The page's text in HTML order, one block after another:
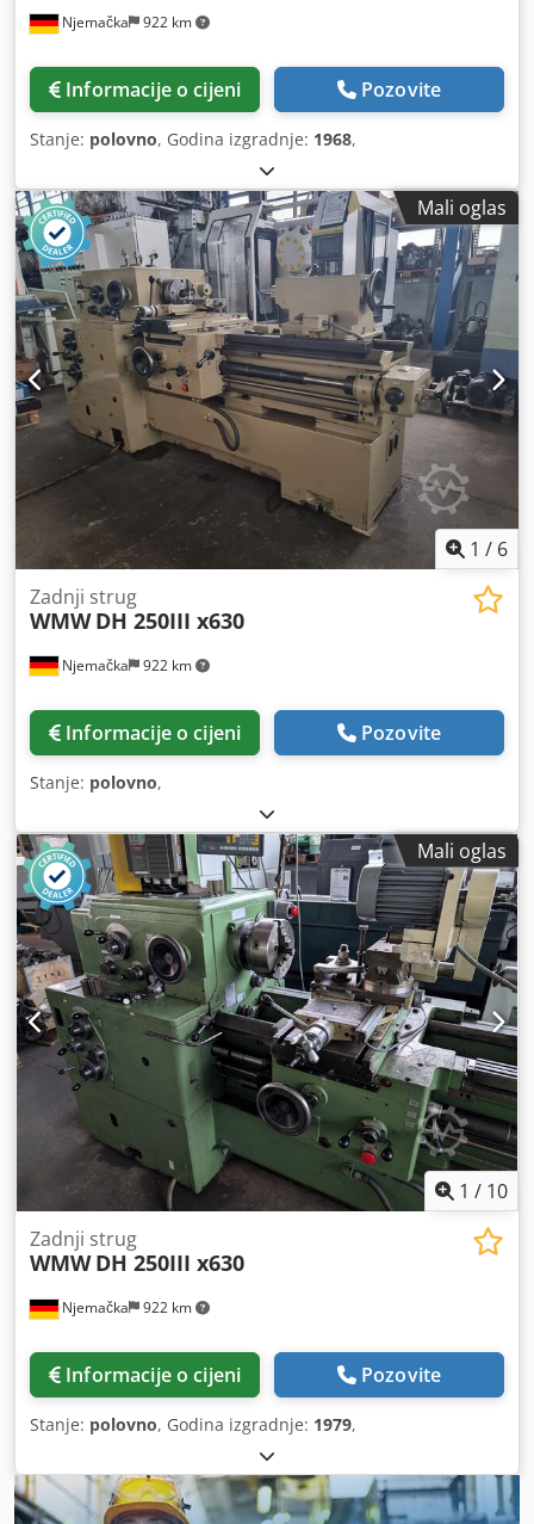
Njemačka 922 km
Informacije o cijeni Pozovite
Stanje: polovno, Godina izgradnje: 1968,
Mali oglas
1 / 6
Njemačka 922 km
Zadnji strug
WMW DH 250III x630
Informacije o cijeni Pozovite
Stanje: polovno,
Mali oglas
1 / 10
Njemačka 922 km
Zadnji strug
WMW DH 250III x630
Informacije o cijeni Pozovite
Stanje: polovno, Godina izgradnje: 1979,